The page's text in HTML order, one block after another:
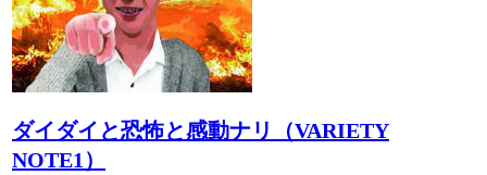
ダイダイと恐怖と感動ナリ（VARIETY
NOTE1）